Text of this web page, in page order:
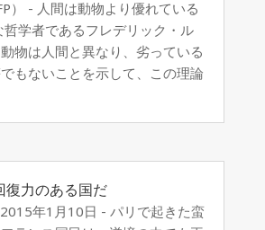
） - 人間は動物より優れている
学者であるフレデリック・ル
物は人間と異なり、劣っている
もないことを示して、この理論
復力のある国だ
年1月10日 - パリで起きた蛮